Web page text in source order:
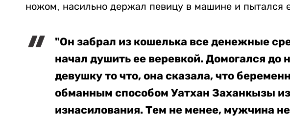
ножом, насильно держал певицу в машине и пытался
"Он забрал из кошелька все денежные
начал душить ее веревкой. Домогался до
девушку то что, она сказала, что
обманным способом Уатхан Заханкызы
изнасилования. Тем не менее, мужчина